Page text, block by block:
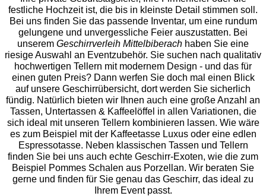
festliche Hochzeit ist, die bis in kleinste Detail stimmen soll.
Bei uns finden Sie das passende Inventar, um eine rundum
gelungene und unvergess liche Feier auszustatten. Bei
unserem Geschirrverleih Mittelbiberach haben Sie eine
riesige Auswahl an Eventzubehör. Sie suchen nach qualitativ
hochwertigen Tellern mit modernem Design - und das für
einen guten Preis? Dann werfen Sie doch mal einen Blick
auf unsere Geschirrübersicht, dort werden Sie sicherlich
fündig. Natürlich bieten wir Ihnen auch eine große Anzahl an
Tassen, Untertassen & Kaffeelöffel in allen Variationen, die
sich ideal mit unseren Tellern kombinieren lassen. Wie wäre
es zum Beispiel mit der Kaffeetasse Luxus oder eine edlen
Espressotasse. Neben klassischen Tassen und Tellern
finden Sie bei uns auch echte Geschirr-Exoten, wie die zum
Beispiel Pommes Schalen aus Porzellan. Wir beraten Sie
gerne und finden für Sie genau das Geschirr, das ideal zu
Ihrem Event passt.